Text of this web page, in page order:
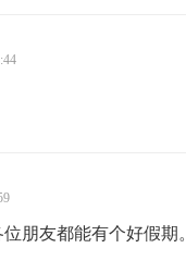
朋友都能有个好假期。